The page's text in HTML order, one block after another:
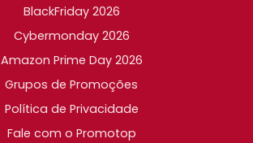
BlackFriday 2026
Cybermonday 2026
Amazon Prime Day 2026
Grupos de Promoções
Política de Privacidade
Fale com o Promotop